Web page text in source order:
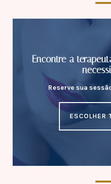
Encontre a
Reserve sua
ESCOLHER